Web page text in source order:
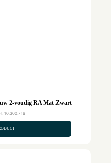
2-voudig RA Mat Zwart
10.300.716